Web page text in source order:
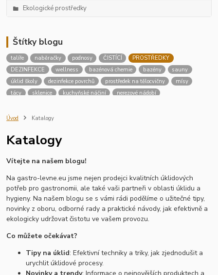
Ekologické prostředky
Štítky blogu
talíře naběračky podnosy ČISTÍCÍ
PROSTŘEDKY
DEZINFEKCE
wellness bazénová chemie bazény
sauny
úklid školy
dezinfekce povrchů prostředek na tělocvičny
mísy
tácy
sklenice kuchyňské náčiní
nerezové nádobí
školní jídelna
pracovní kosmetika
mraznička
vitrína Hrnce a pánve
Krájecí nástroje
Mixéry a sekáčky Úložné nádoby
Čisticí prostředky
Utěrky a hadry
Dezinfekce a hygienické produkty
zásobník na hygienické vložky
zásobník na tampony
Úvod Katalogy
Katalogy
Vítejte na našem blogu!
Na gastro-levne.eu jsme nejen prodejci kvalitních úklidových
potřeb pro gastronomii, ale také vaši partneři v oblasti úklidu a
hygieny. Na našem blogu se s vámi rádi podělíme o užitečné tipy,
novinky z oboru, odborné rady a praktické návody, jak efektivně a
ekologicky udržovat čistotu ve vašem provozu.
Co můžete očekávat?
Tipy na úklid: Efektivní techniky a triky, jak zjednodušit a
urychlit úklidové procesy.